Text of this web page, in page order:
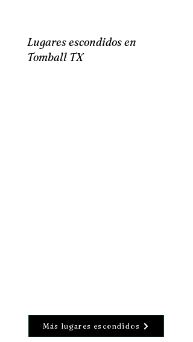
Lugares escondidos en
Tomball TX
Más lugares escondidos